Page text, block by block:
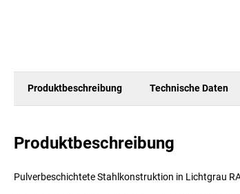
Produktbeschreibung Technische Daten
Produktbeschreibung
Pulverbeschichtete Stahlkonstruktion in Lichtgrau